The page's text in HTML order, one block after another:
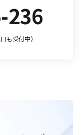
236
も受付中）